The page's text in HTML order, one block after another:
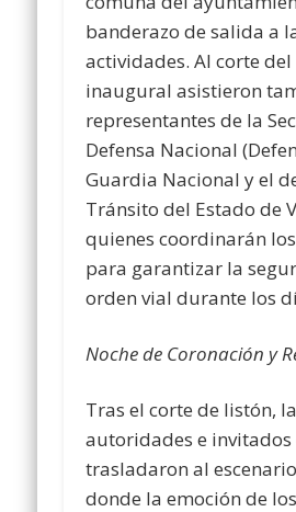
banderazo de salida a
actividades. Al corte
inaugural asistieron
representantes de la
Defensa Nacional
Guardia Nacional y el
Tránsito del Estado de
quienes coordinarán
para garantizar la
orden vial durante los
Noche de Coronación y
Tras el corte de listón,
autoridades e invitados
trasladaron al
donde la emoción de